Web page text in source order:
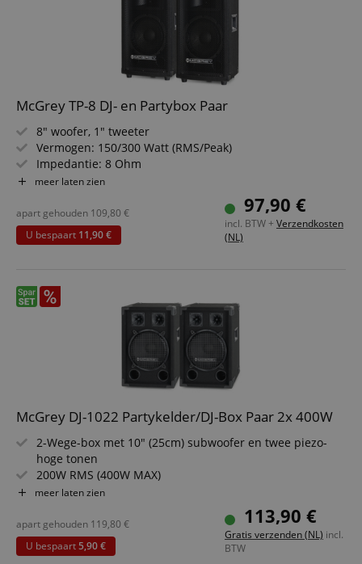
McGrey TP-8 DJ- en Partybox Paar
8" woofer, 1" tweeter
Vermogen: 150/300 Watt (RMS/Peak)
Impedantie: 8 Ohm
Max. geluidsdruk: 94 dB
Frequentiebereik: 55 - 20.000 Hz
2 stuks in de set
meer laten zien
97,90 €
incl. BTW + Verzendkosten
(NL)
apart gehouden 109,80 €
U bespaart 11,90 €
McGrey DJ-1022 Partykelder/DJ-Box Paar 2x 400W
2-Wege-box met 10" (25cm) subwoofer en twee piezo-
hoge tonen
200W RMS (400W MAX)
Robuuste behuizing met beschermhoeken, vilten
Stevige houten behuizing en draaggrepen
35 mm boxflens
Levering per paar
meer laten zien
113,90 €
Gratis verzenden (NL) incl.
BTW
apart gehouden 119,80 €
U bespaart5,90 €